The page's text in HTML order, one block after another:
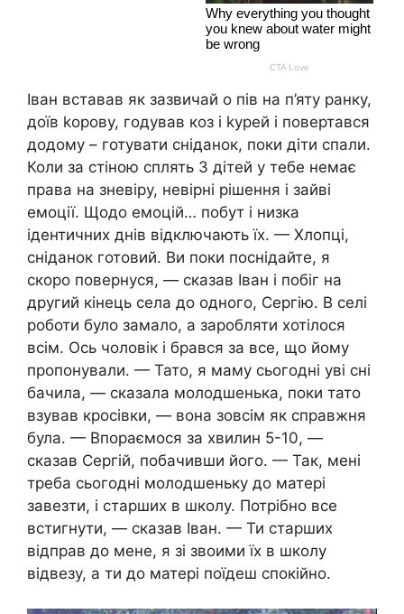
Іван вставав як зазвичай о пів на п’яту ранку,
доїв kорову, годував коз і kурей і повертався
додому – готувати сніданок, поки діти спали.
Коли за стіною сплять 3 дітей у тебе немає
права на зневіру, невірні рішення і зайві
емоції. Щодо емоцій… побут і низка
ідентичних днів відключають їх. — Хлопці,
сніданок готовий. Ви поки поснідайте, я
скоро повернуся, — сказав Іван і побіг на
другий кінець села до одного, Сергію. В селі
роботи було замало, а заробляти хотілося
всім. Ось чоловік і брався за все, що йому
пропонували. — Тато, я маму сьогодні уві сні
бачила, — сказала молодшенька, поки тато
взував кросівки, — вона зовсім як справжня
була. — Впораємося за хвилин 5-10, —
сказав Сергій, побачивши його. — Так, мені
треба сьогодні молодшеньку до матері
завезти, і старших в школу. Потрібно все
встигнути, — сказав Іван. — Ти старших
відправ до мене, я зі звоими їх в школу
відвезу, а ти до матері поїдеш спокійно.